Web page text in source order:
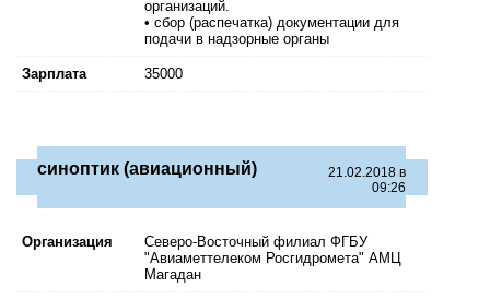
организаций.
• сбор (распечатка) документации для
подачи в надзорные органы
Зарплата 35000
синоптик (авиационный)
21.02.2018 в
09:26
Организация
Северо-Восточный филиал ФГБУ
"Авиаметтелеком Росгидромета" АМЦ
Магадан